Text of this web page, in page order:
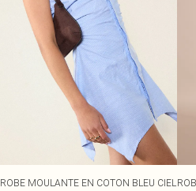
ROBE MOULANTE EN COTON BLEU CIEL